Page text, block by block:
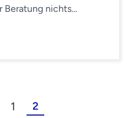
Beratung nichts
1 2